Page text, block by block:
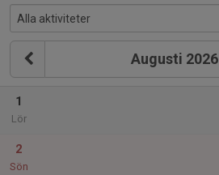
Augusti 2026
1
Lör
2
Sön